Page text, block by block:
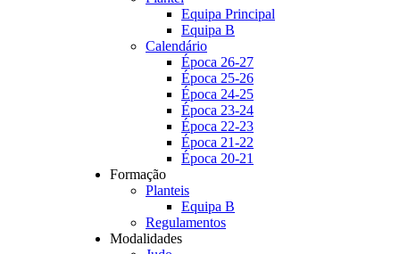
Equipa Principal
Equipa B
Calendário
Época 26-27
Época 25-26
Época 24-25
Época 23-24
Época 22-23
Época 21-22
Época 20-21
Formação
Planteis
Equipa B
Regulamentos
Modalidades